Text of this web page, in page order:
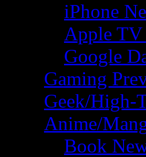
iPhone
Apple TV
Google
Gaming
Geek/High-
Anime/
Book